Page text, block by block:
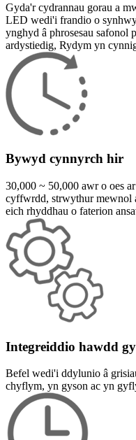
Gyda'r cydrannau gorau a
LED wedi'i frandio o
ynghyd â phrosesau safonol
ardystiedig, Rydym yn
Bywyd cynnyrch hir
30,000 ~ 50,000 awr o oes
cyffwrdd, strwythur mewnol
eich rhyddhau o faterion
Integreiddio hawdd
Befel wedi'i ddylunio â
chyflym, yn gyson ac yn